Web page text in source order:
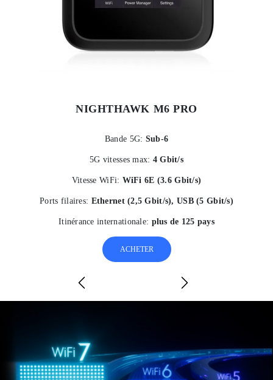
NIGHTHAWK M6 PRO
Bande 5G: Sub-6
5G vitesses max: 4 Gbit/s
Vitesse WiFi: WiFi 6E (3.6 Gbit/s)
Ports filaires: Ethernet (2,5 Gbit/s), USB (5 Gbit/s)
Itinérance internationale: plus de 125 pays
ACHETER